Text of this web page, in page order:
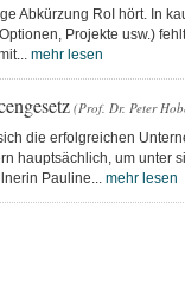
Abkürzung RoI hört. In
Projekte usw.)
mehr lesen
(Prof. Dr. Peter
die erfolgreichen
hauptsächlich, um unter
Pauline... mehr lesen